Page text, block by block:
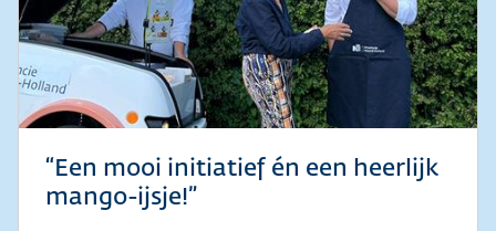
“Een mooi initiatief én een heerlijk
mango-ijsje!”